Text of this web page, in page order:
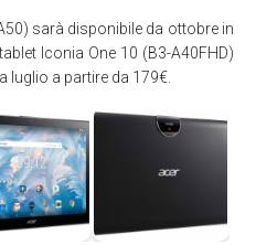
sarà disponibile da ottobre in
Iconia One 10 (B3-A40FHD)
luglio a partire da 179€.